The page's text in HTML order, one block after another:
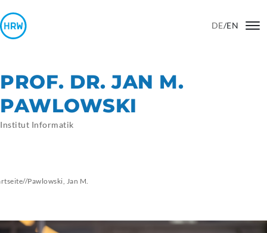
DE/EN
PROF. DR. JAN M.
PAWLOWSKI
Institut Informatik
//Pawlowski, Jan M.